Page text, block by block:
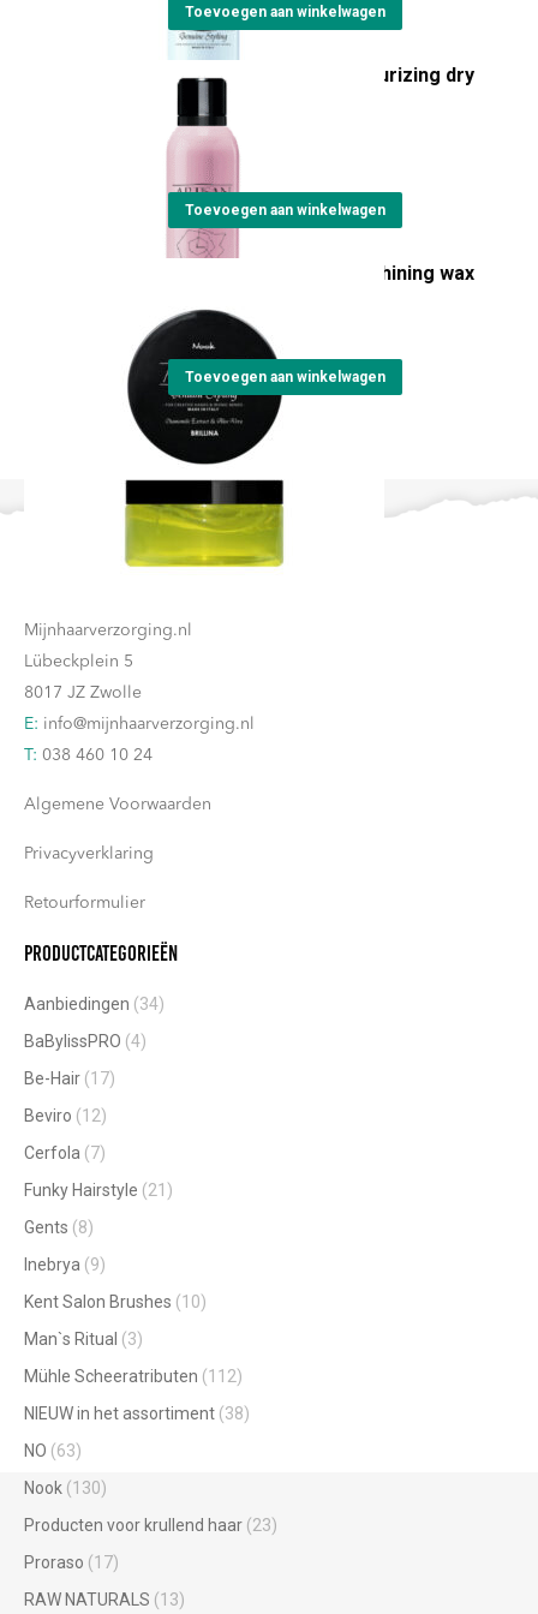
Toevoegen aan winkelwagen
Artisan Cementina texturizing dry
spray
€ 24,15
Toevoegen aan winkelwagen
Artisan Brillina glossy shining wax
€23,15
Toevoegen aan winkelwagen
Mijnhaarverzorging.nl
Lübeckplein 5
8017 JZ Zwolle
E: info@mijnhaarverzorging.nl
T: 038 460 10 24
Algemene Voorwaarden
Privacyverklaring
Retourformulier
Productcategorieën
Aanbiedingen (34)
BaBylissPRO (4)
Be-Hair (17)
Beviro (12)
Cerfola (7)
Funky Hairstyle (21)
Gents (8)
Inebrya (9)
Kent Salon Brushes (10)
Man`s Ritual (3)
Mühle Scheeratributen (112)
NIEUW in het assortiment (38)
NO (63)
Nook (130)
Producten voor krullend haar (23)
Proraso (17)
RAW NATURALS (13)